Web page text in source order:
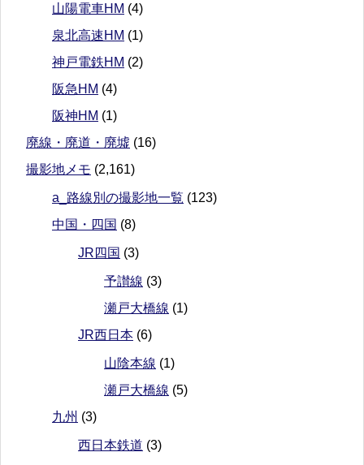
山陽電車HM (4)
泉北高速HM (1)
神戸電鉄HM (2)
阪急HM (4)
阪神HM (1)
廃線・廃道・廃墟 (16)
撮影地メモ (2,161)
a_路線別の撮影地一覧 (123)
中国・四国 (8)
JR四国 (3)
予讃線 (3)
瀬戸大橋線 (1)
JR西日本 (6)
山陰本線 (1)
瀬戸大橋線 (5)
九州 (3)
西日本鉄道 (3)